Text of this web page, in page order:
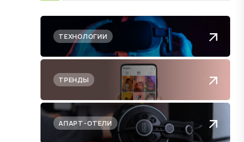
ТЕХНОЛОГИИ
ТРЕНДЫ
АПАРТ-ОТЕЛИ